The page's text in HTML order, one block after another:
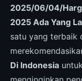
2025/06/04/
2025 Ada Yang
satu yang terbaik
Di Indonesia